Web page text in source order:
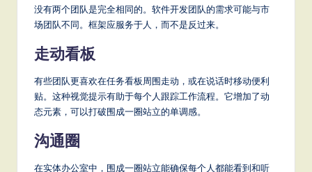
没有两个团队是完全相同的。软件开发团队的需求可能与市
场团队不同。框架应服务于人，而不是反过来。
走动看板
有些团队更喜欢在任务看板周围走动，或在说话时移动便利
贴。这种视觉提示有助于每个人跟踪工作流程。它增加了动
态元素，可以打破围成一圈站立的单调感。
沟通圈
在实体办公室中，围成一圈站立能确保每个人都能看到和听